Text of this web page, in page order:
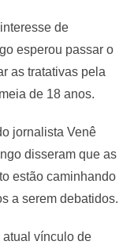
de
esperou passar o
as tratativas pela
de 18 anos.
jornalista Venê
disseram que as
estão caminhando
a serem debatidos.
atual vínculo de